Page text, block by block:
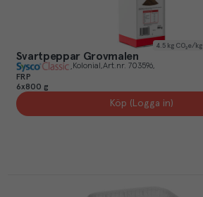
4.5 kg CO₂e/kg
Svartpeppar Grovmalen
Kolonial Art.nr. 703596
FRP
6x800 g
Köp (Logga in)